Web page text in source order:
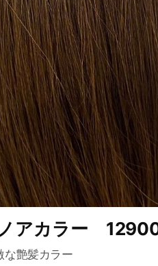
アカラー
な艶髪カラー